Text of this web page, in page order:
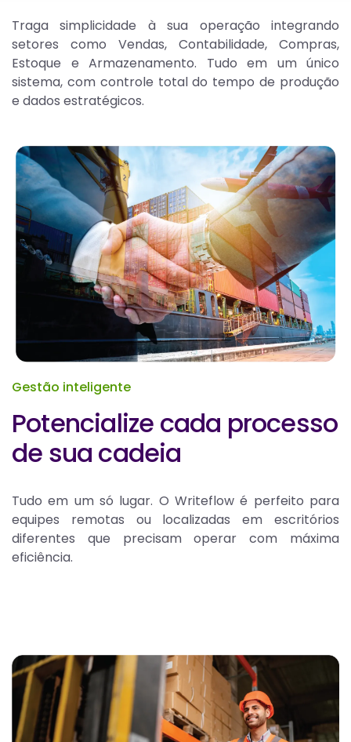
Traga simplicidade à sua operação integrando
setores como Vendas, Contabilidade, Compras,
Estoque e Armazenamento. Tudo em um único
sistema, com controle total do tempo de produção
e dados estratégicos.
Gestão inteligente
Potencialize cada processo
de sua cadeia
Tudo em um só lugar. O Writeflow é perfeito para
equipes remotas ou localizadas em escritórios
diferentes que precisam operar com máxima
eficiência.